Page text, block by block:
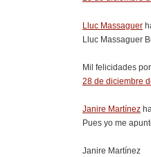
Lluc Massaguer
Lluc Massaguer
Mil felicidades
28 de diciembre
Janire Martínez
Pues yo me
Janire Martínez